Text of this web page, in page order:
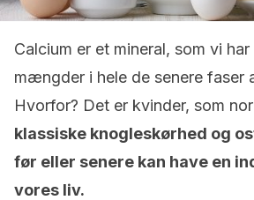
Calcium er et mineral, som vi
mængder i hele de senere faser
Hvorfor? Det er kvinder, som
klassiske knogleskørhed og
før eller senere kan have en
vores liv.